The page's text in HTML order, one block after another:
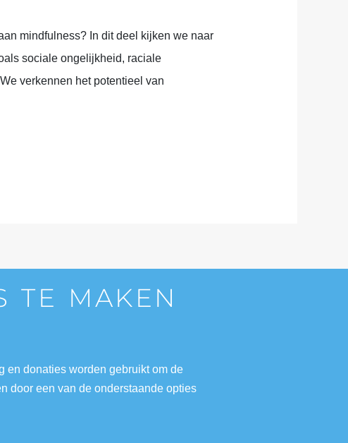
mindfulness? In dit deel kijken we naar
sociale ongelijkheid, raciale
verkennen het potentieel van
TE MAKEN
en donaties worden gebruikt om de
door een van de onderstaande opties